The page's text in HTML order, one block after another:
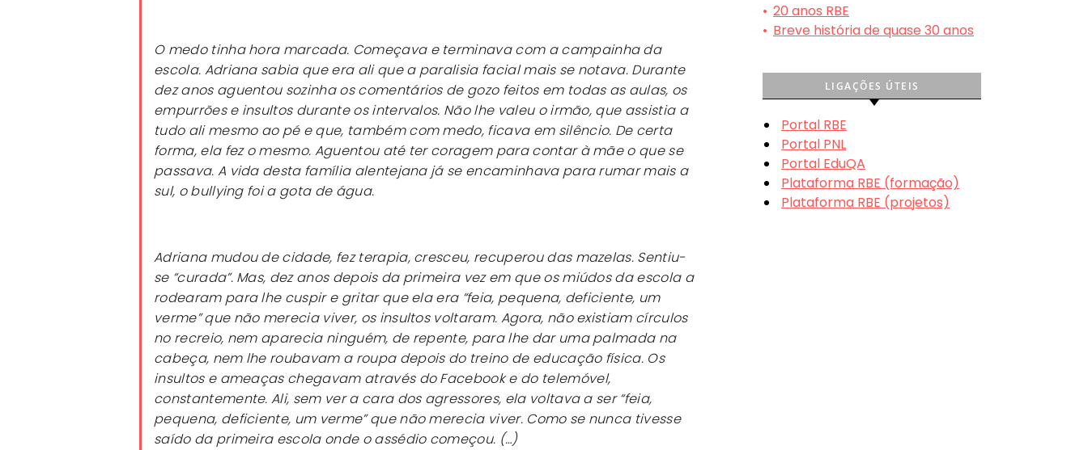
O medo tinha hora marcada. Começava e terminava com a campainha da
escola. Adriana sabia que era ali que a paralisia facial mais se notava. Durante
dez anos aguentou sozinha os comentários de gozo feitos em todas as aulas, os
empurrões e insultos durante os intervalos. Não lhe valeu o irmão, que assistia a
tudo ali mesmo ao pé e que, também com medo, ficava em silêncio. De certa
forma, ela fez o mesmo. Aguentou até ter coragem para contar à mãe o que se
passava. A vida desta família alentejana já se encaminhava para rumar mais a
sul, o bullying foi a gota de água.
Adriana mudou de cidade, fez terapia, cresceu, recuperou das mazelas. Sentiu-
se “curada”. Mas, dez anos depois da primeira vez em que os miúdos da escola a
rodearam para lhe cuspir e gritar que ela era “feia, pequena, deficiente, um
verme” que não merecia viver, os insultos voltaram. Agora, não existiam círculos
no recreio, nem aparecia ninguém, de repente, para lhe dar uma palmada na
cabeça, nem lhe roubavam a roupa depois do treino de educação física. Os
insultos e ameaças chegavam através do Facebook e do telemóvel,
constantemente. Ali, sem ver a cara dos agressores, ela voltava a ser “feia,
pequena, deficiente, um verme” que não merecia viver. Como se nunca tivesse
saído da primeira escola onde o assédio começou. (…)
• 20 anos RBE
• Breve história de quase 30 anos
LIGAÇÕES ÚTEIS
Portal RBE
Portal PNL
Portal EduQA
Plataforma RBE (formação)
Plataforma RBE (projetos)